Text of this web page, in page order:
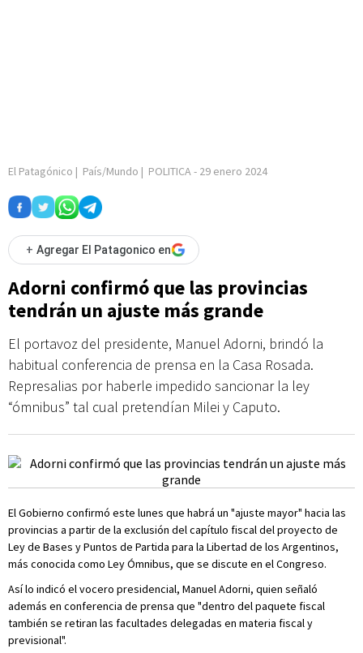
El Patagónico | País/Mundo | POLITICA- 29 enero 2024
+ Agregar El Patagonico en
Adorni confirmó que las provincias
tendrán un ajuste más grande
El portavoz del presidente, Manuel Adorni, brindó la
habitual conferencia de prensa en la Casa Rosada.
Represalias por haberle impedido sancionar la ley
“ómnibus” tal cual pretendían Milei y Caputo.
El Gobierno confirmó este lunes que habrá un "ajuste mayor" hacia las
provincias a partir de la exclusión del capítulo fiscal del proyecto de
Ley de Bases y Puntos de Partida para la Libertad de los Argentinos,
más conocida como Ley Ómnibus, que se discute en el Congreso.
Así lo indicó el vocero presidencial, Manuel Adorni, quien señaló
además en conferencia de prensa que "dentro del paquete fiscal
también se retiran las facultades delegadas en materia fiscal y
previsional".